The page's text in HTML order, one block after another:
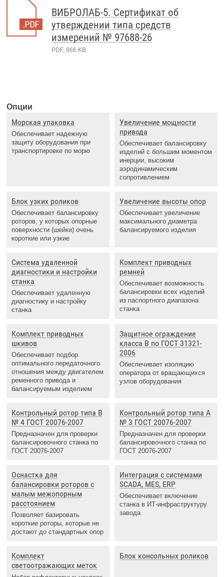
ВИБРОЛАБ-5. Сертификат об
утверждении типа средств
измерений № 97688-26
PDF, 866 KB
Опции
Морская упаковка
Обеспечивает надежную
защиту оборудования при
транспортировке по морю
Увеличение мощности
привода
Обеспечивает балансировку
изделий с большим моментом
инерции, высоким
аэродинамическим
сопротивлением
Блок узких роликов
Обеспечивает балансировку
роторов, у которых опорные
поверхности (шейки) очень
короткие или узкие
Увеличение высоты опор
Обеспечивает увеличение
максимального диаметра
балансируемого изделия
Система удаленной
диагностики и настройки
станка
Обеспечивает удаленную
диагностику и настройку
станка
Комплект приводных
ремней
Обеспечивает возможность
балансировки всех изделий
из паспортного диапазона
станка
Комплект приводных
шкивов
Обеспечивает подбор
оптимального передаточного
отношения между двигателем
ременного привода и
балансируемым изделием
Защитное ограждение
класса B по ГОСТ 31321-
2006
Обеспечивает изоляцию
оператора от вращающихся
узлов оборудования
Контрольный ротор типа B
№ 4 ГОСТ 20076-2007
Предназначен для проверки
балансировочного станка по
ГОСТ 20076-2007
Контрольный ротор типа А
№ 3 ГОСТ 20076-2007
Предназначен для проверки
балансировочного станка по
ГОСТ 20076-2007
Оснастка для
балансировки роторов с
малым межопорным
расстоянием
Позволяет базировать
короткие роторы, которые не
достают до стандартных опор
Интеграция с системами
SCADA, MES, ERP
Обеспечивает включение
станка в ИТ-инфраструктуру
завода
Комплект
светоотражающих меток
Блок консольных роликов